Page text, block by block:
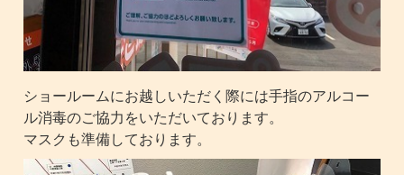
ショールームにお越しいただく際には手指のアルコー
ル消毒のご協力をいただいております。
マスクも準備しております。